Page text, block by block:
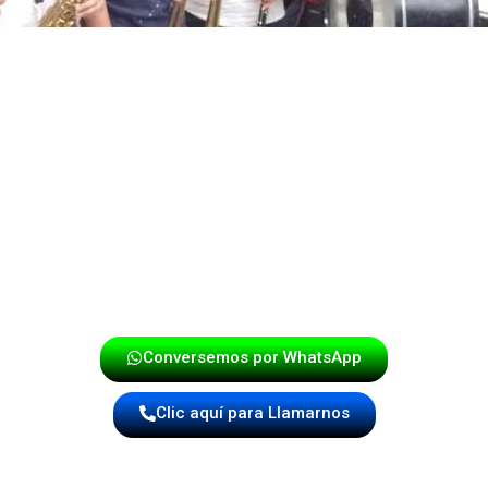
Conversemos por WhatsApp
Clic aquí para Llamarnos